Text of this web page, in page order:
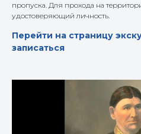
пропуска. Для прохода на
удостоверяющий личность.
Перейти на страницу
записаться